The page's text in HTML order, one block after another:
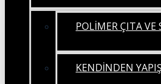
POLİMER ÇITA VE
KENDİNDEN